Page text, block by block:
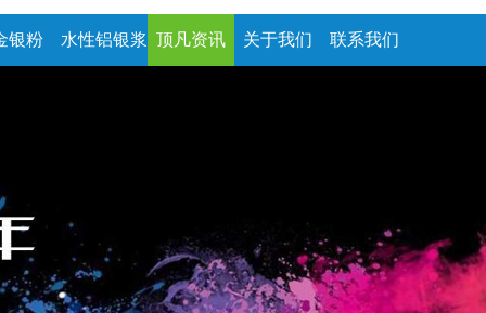
银粉 水性铝银浆 顶凡资讯 关于我们 联系我们